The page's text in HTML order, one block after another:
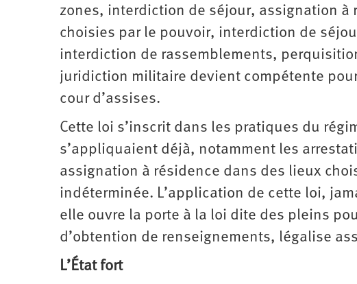
zones, interdiction de séjour, assignation à
choisies par le pouvoir, interdiction de
interdiction de rassemblements,
juridiction militaire devient compétente
cour d’assises.
Cette loi s’inscrit dans les pratiques du
s’appliquaient déjà, notamment les
assignation à résidence dans des lieux
indéterminée. L’application de cette loi,
elle ouvre la porte à la loi dite des pleins
d’obtention de renseignements, légalise
L’État fort